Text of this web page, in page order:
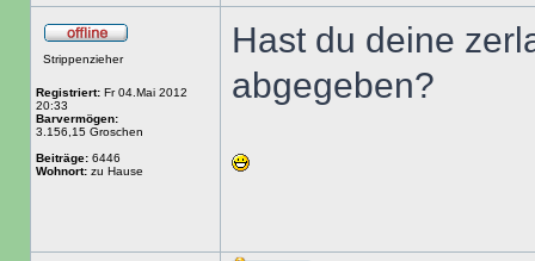
Strippenzieher
Registriert: Fr 04.Mai 2012
20:33
Barvermögen:
3.156,15 Groschen
Beiträge: 6446
Wohnort: zu Hause
Hast du deine
abgegeben?